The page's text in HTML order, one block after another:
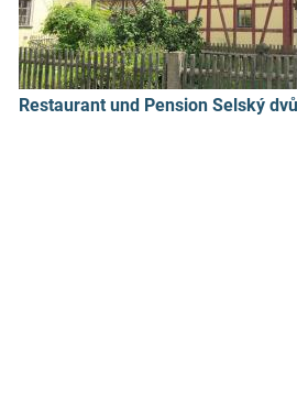
Restaurant und Pension Selský